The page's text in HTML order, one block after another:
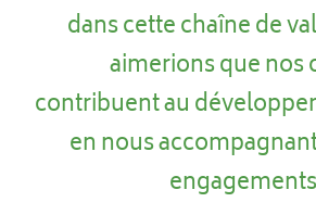
dans cette chaîne de
aimerions que nos
contribuent au
en nous
engagements